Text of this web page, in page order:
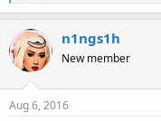
a
c
t
i
o
n
s
n1ngs1h
New member
Aug 6, 2016